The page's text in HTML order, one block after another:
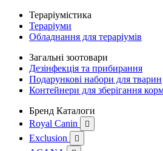
Тераріумістика
Тераріуми
Обладнання для тераріумів
Загальні зоотовари
Дезінфекція та прибирання
Подарункові набори для тварин
Контейнери для зберігання
Бренд Каталоги
Royal Canin

Exclusion 